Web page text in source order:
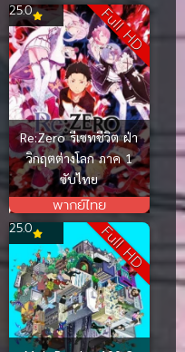
Full HD
Re:Zero รีเซทชีวิต ฝ่า
วิกฤตต่างโลก ภาค 1
ซับไทย
พากย์ไทย
25.0
Full HD
25.0